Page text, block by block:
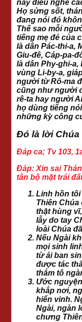
nấy điều nghe
Họ sửng sốt,
đang nói đó
Thế sao mỗi
tiếng mẹ đẻ của
là dân Pác-thi-a,
Giu-đê, Cáp-pa-
là dân Phy-ghi-a,
vùng Li-by-a,
người từ Rô-ma
cũng như người
rê-ta hay người
họ dùng tiếng
những kỳ công
Đó là lời Chúa
Đáp ca; Tv 103,
Đáp: Xin sai
tân bộ mặt trái
Linh hồn
Thiên
thật hùng
lẫy do tay
loài Chúa
Nếu Ngài
mọi sinh
từ ái ban
được tác
thắm tô
Ước
khắp nơi,
hiển vinh.
Ngài, ngàn
chưng